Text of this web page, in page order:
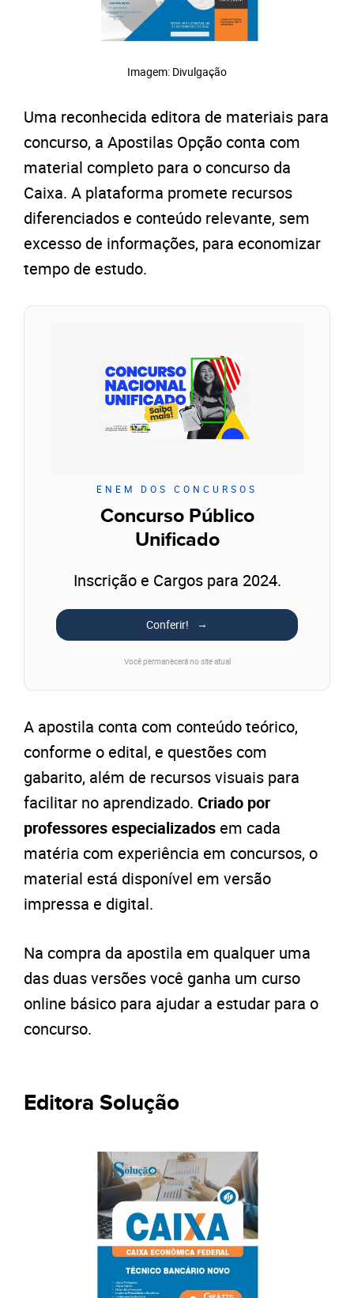
Imagem: Divulgação
Uma reconhecida editora de materiais para
concurso, a Apostilas Opção conta com
material completo para o concurso da
Caixa. A plataforma promete recursos
diferenciados e conteúdo relevante, sem
excesso de informações, para economizar
tempo de estudo.
ENEM DOS CONCURSOS
Concurso Público
Unificado
Inscrição e Cargos para 2024.
Conferir!
Você permanecerá no site atual
A apostila conta com conteúdo teórico,
conforme o edital, e questões com
gabarito, além de recursos visuais para
facilitar no aprendizado. Criado por
professores especializados em cada
matéria com experiência em concursos, o
material está disponível em versão
impressa e digital.
Na compra da apostila em qualquer uma
das duas versões você ganha um curso
online básico para ajudar a estudar para o
concurso.
Editora Solução